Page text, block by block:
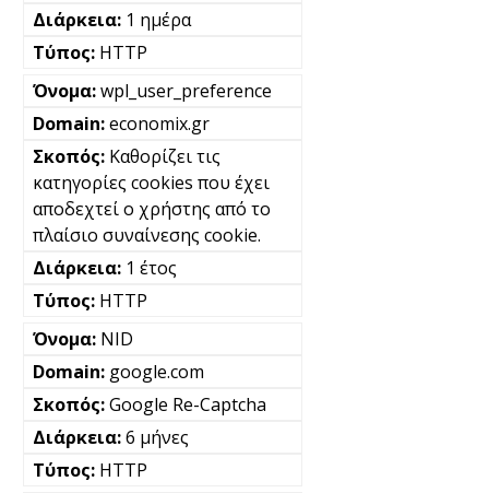
1 ημέρα
HTTP
wpl_user_preference
economix.gr
Καθορίζει τις
κατηγορίες cookies που έχει
αποδεχτεί ο χρήστης από το
πλαίσιο συναίνεσης cookie.
1 έτος
HTTP
NID
google.com
Google Re-Captcha
6 μήνες
HTTP